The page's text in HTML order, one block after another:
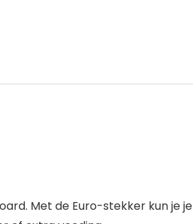
Met de Euro-stekker kun je je